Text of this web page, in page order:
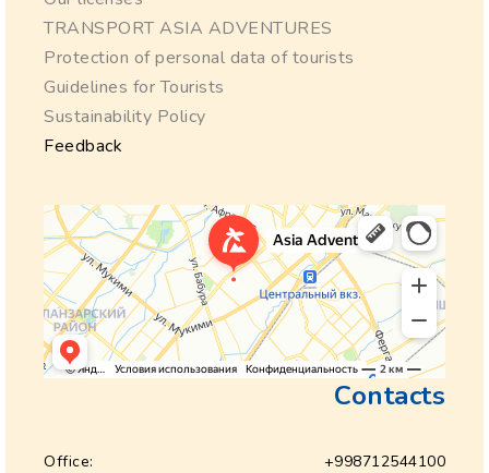
TRANSPORT ASIA ADVENTURES
Protection of personal data of tourists
Guidelines for Tourists
Sustainability Policy
Feedback
Contacts
Office: +998712544100